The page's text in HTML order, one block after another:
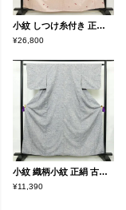
小紋 しつけ糸付き 正絹 古典柄 袷仕立て 身丈160cm 裄丈67cm リサイクル着物 着物 扇子 クリーム
¥26,800
小紋 織柄小紋 正絹 古典柄 袷仕立て 身丈160cm 裄丈63.5cm リサイクル着物 着物 洒落 おしゃれ 青・紺
¥11,390